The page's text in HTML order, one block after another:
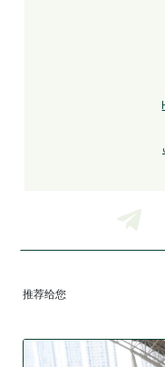
推荐给您